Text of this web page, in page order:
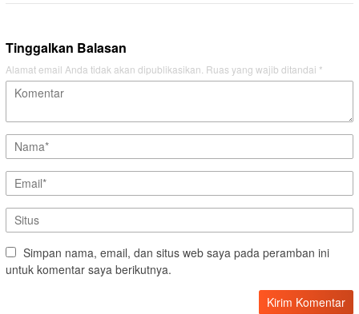
Tinggalkan Balasan
Alamat email Anda tidak akan dipublikasikan. Ruas yang wajib ditandai *
Simpan nama, email, dan situs web saya pada peramban ini
untuk komentar saya berikutnya.